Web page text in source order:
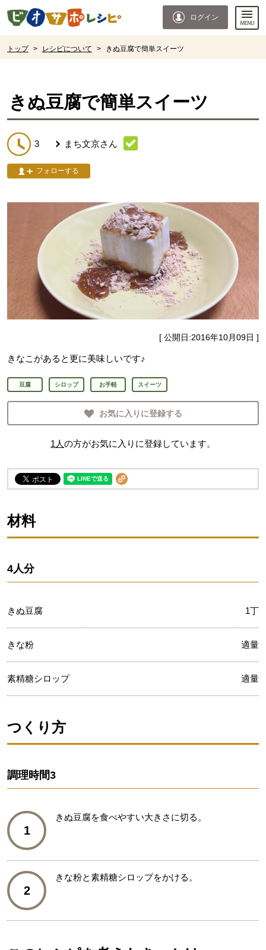
ページの先頭です。
ログイン
トップ > レシピについて > きぬ豆腐で簡単スイーツ
きぬ豆腐で簡単スイーツ
3 まち文京さん
フォローする
[ 公開日:2016年10月09日 ]
きなこがあると更に美味しいです♪
豆腐 シロップ お手軽 スイーツ
お気に入りに登録する
1 人の方がお気に入りに登録しています。
材料
4人分
きぬ豆腐 1丁
きな粉 適量
素精糖シロップ 適量
つくり方
調理時間3
1
きぬ豆腐を食べやすい大きさに切る。
2
きな粉と素精糖シロップをかける。